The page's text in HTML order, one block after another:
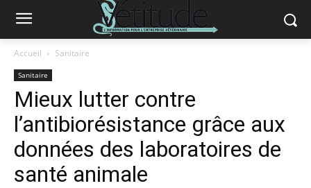
Accueil Sanitaire
Sanitaire
Mieux lutter contre
l’antibiorésistance grâce aux
données des laboratoires de
santé animale